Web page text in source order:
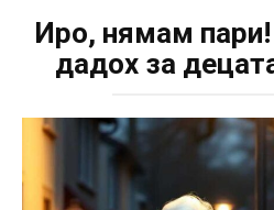
Иро, нямам
дадох за